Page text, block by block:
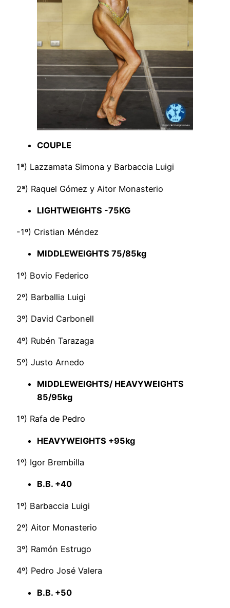
COUPLE
1ª) Lazzamata Simona y Barbaccia Luigi
2ª) Raquel Gómez y Aitor Monasterio
LIGHTWEIGHTS -75KG
-1º) Cristian Méndez
MIDDLEWEIGHTS 75/85kg
1º) Bovio Federico
2º) Barballia Luigi
3º) David Carbonell
4º) Rubén Tarazaga
5º) Justo Arnedo
MIDDLEWEIGHTS/ HEAVYWEIGHTS
85/95kg
1º) Rafa de Pedro
HEAVYWEIGHTS +95kg
1º) Igor Brembilla
B.B. +40
1º) Barbaccia Luigi
2º) Aitor Monasterio
3º) Ramón Estrugo
4º) Pedro José Valera
B.B. +50